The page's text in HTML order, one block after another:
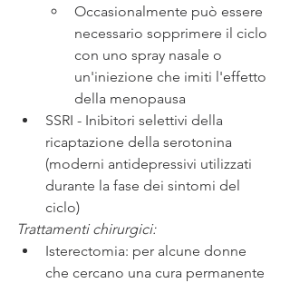
Occasionalmente può essere
necessario sopprimere il ciclo
con uno spray nasale o
un'iniezione che imiti l'effetto
della menopausa
SSRI - Inibitori selettivi della
ricaptazione della serotonina
(moderni antidepressivi utilizzati
durante la fase dei sintomi del
ciclo)
Trattamenti chirurgici:
Isterectomia: per alcune donne
che cercano una cura permanente